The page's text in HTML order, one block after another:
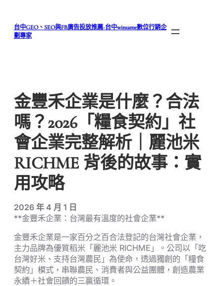
台中GEO、SEO與FB廣告投放推薦-台中winsame數位行銷企
劃專家
金豐禾企業是什麼？合法
嗎？2026「糧食契約」社
會企業完整解析｜麗池米
RICHME 背後的故事：實
用攻略
2026 年 4 月 1 日
**金豐禾企業：台灣最有溫度的社會企業**
金豐禾企業是一家百分之百合法登記的台灣社會企業，
主力品牌為優質稻米「麗池米 RICHME」。公司以「吃
台灣好米、支持台灣農民」為使命，透過獨創的「糧食
契約」模式，串聯農民、消費者與公益團體，創造農業
永續＋社會回饋的三贏循環。